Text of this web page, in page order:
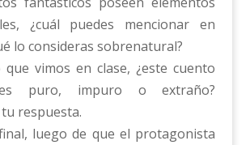
¿cuál puedes mencionar en
lo consideras sobrenatural?
que vimos en clase, ¿este cuento
puro, impuro o extraño?
respuesta.
luego de que el protagonista